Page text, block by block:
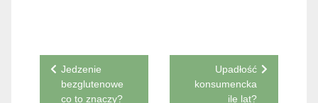
Nawigacja
wpisu
Jedzenie
bezglutenowe
co to znaczy?
Upadłość
konsumencka
ile lat?